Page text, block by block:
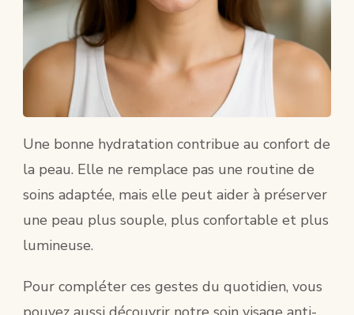
Une bonne hydratation contribue au confort de
la peau. Elle ne remplace pas une routine de
soins adaptée, mais elle peut aider à préserver
une peau plus souple, plus confortable et plus
lumineuse.
Pour compléter ces gestes du quotidien, vous